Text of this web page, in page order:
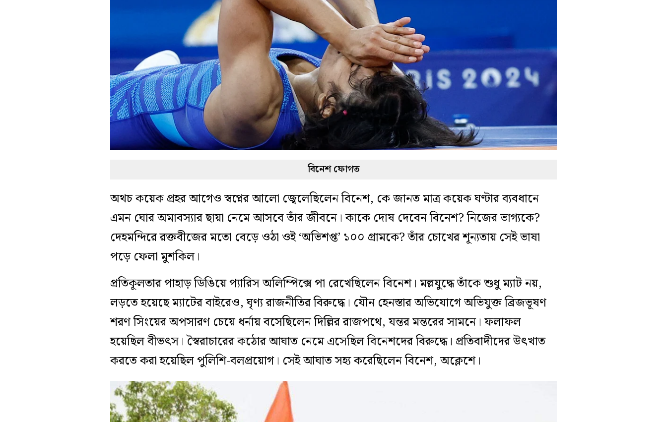
বিনেশ ফোগত
অথচ কয়েক প্রহর আগেও স্বপ্নের আলো জ্বেলেছিলেন বিনেশ, কে জানত মাত্র কয়েক ঘণ্টার ব্যবধানে
এমন ঘোর অমাবস্যার ছায়া নেমে আসবে তাঁর জীবনে। কাকে দোষ দেবেন বিনেশ? নিজের ভাগ্যকে?
দেহমন্দিরে রক্তবীজের মতো বেড়ে ওঠা ওই ‘অভিশপ্ত’ ১০০ গ্রামকে? তাঁর চোখের শূন্যতায় সেই ভাষা
পড়ে ফেলা মুশকিল।
প্রতিকূলতার পাহাড় ডিঙিয়ে প্যারিস অলিম্পিক্সে পা রেখেছিলেন বিনেশ। মল্লযুদ্ধে তাঁকে শুধু ম্যাট নয়,
লড়তে হয়েছে ম্যাটের বাইরেও, ঘৃণ্য রাজনীতির বিরুদ্ধে। যৌন হেনস্তার অভিযোগে অভিযুক্ত ব্রিজভূষণ
শরণ সিংয়ের অপসারণ চেয়ে ধর্নায় বসেছিলেন দিল্লির রাজপথে, যন্তর মন্তরের সামনে। ফলাফল
হয়েছিল বীভৎস। স্বৈরাচারের কঠোর আঘাত নেমে এসেছিল বিনেশদের বিরুদ্ধে। প্রতিবাদীদের উৎখাত
করতে করা হয়েছিল পুলিশি-বলপ্রয়োগ। সেই আঘাত সহ্য করেছিলেন বিনেশ, অক্লেশে।